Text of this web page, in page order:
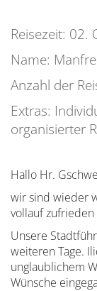
Reisezeit:
Name:
Anzahl der
Extras:
organisierter
Hallo Hr.
wir sind wieder
vollauf
Unsere
weiteren Tage.
unglaublichem
Wünsche